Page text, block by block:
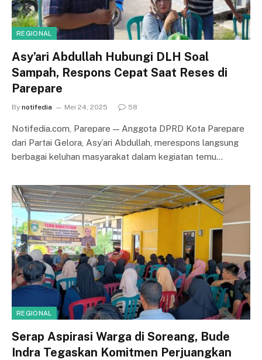
REGIONAL
Asy’ari Abdullah Hubungi DLH Soal
Sampah, Respons Cepat Saat Reses di
Parepare
By notifedia Mei 24, 2025 58
Notifedia.com, Parepare — Anggota DPRD Kota Parepare
dari Partai Gelora, Asy’ari Abdullah, merespons langsung
berbagai keluhan masyarakat dalam kegiatan temu…
REGIONAL
Serap Aspirasi Warga di Soreang, Bude
Indra Tegaskan Komitmen Perjuangkan